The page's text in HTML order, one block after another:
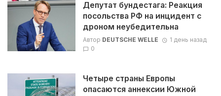
Депутат бундестага: Реакция
посольства РФ на инцидент с
дроном неубедительна
Автор DEUTSCHE WELLE
1 день назад
0
Четыре страны Европы
опасаются аннексии Южной